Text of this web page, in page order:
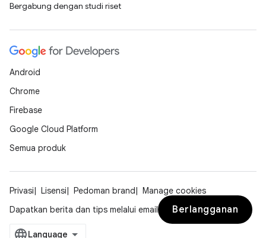
Bergabung dengan studi riset
Android
Chrome
Firebase
Google Cloud Platform
Semua produk
Privasi Lisensi Pedoman brand
Manage cookies
Dapatkan berita dan tips melalui email
Berlangganan